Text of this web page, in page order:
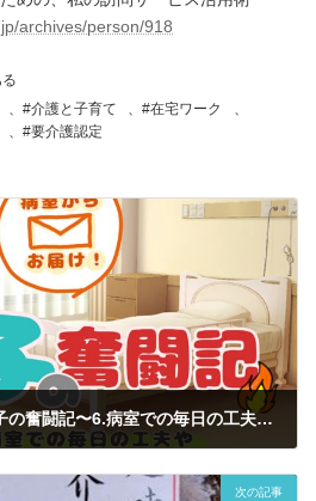
archives/person/918
、 #介護と子育て 、#在宅ワーク
、
、 #要介護認定
病室からお届け！母と子の奮闘記〜6.病室での毎日の工夫や家族のサポートについて～
次の記事